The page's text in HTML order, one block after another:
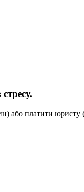
або платити